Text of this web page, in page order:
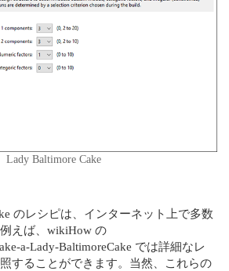
Lady Baltimore Cake
のレシピは、インターネット上で多数
えば、wikiHow の
a-Lady-BaltimoreCake では詳細なレ
することができます。当然、これらの